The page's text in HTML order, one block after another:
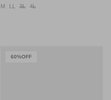
M LL 3L 4L
60%OFF